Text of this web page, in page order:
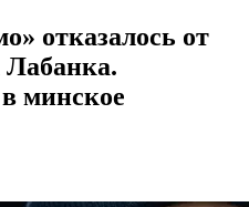
отказалось от
Лабанка.
минское